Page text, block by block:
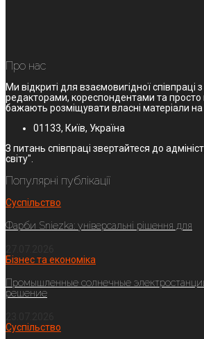
Про нас
Ми відкриті для взаємовигідної співпраці
редакторами, кореспондентами та просто
бажають розміщувати власні матеріали на
01133, Київ, Україна
З питань співпраці звертайтеся до
світу".
Популярні публікації
Суспільство
Фарби Sniezka: універсальні рішення для
Бізнес та економіка
Промышленные солнечные
решение
Суспільство